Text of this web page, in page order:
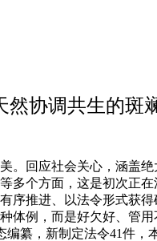
然协调共生的斑
应社会关心，涵盖绝
个方面，这是初次正
推进、以法令形式获
例，而是好欠好、管
纂，新制定法令41件